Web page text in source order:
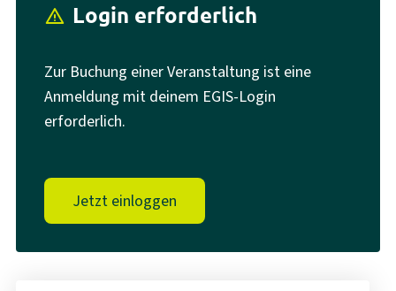
report_problem Login erforderlich
Zur Buchung einer Veranstaltung ist eine
Anmeldung mit deinem EGIS-Login
erforderlich.
Jetzt einloggen